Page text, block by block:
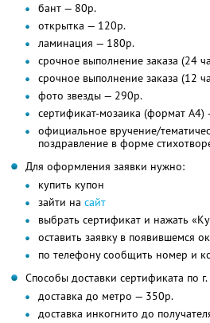
бант — 80р.
открытка — 120р.
ламинация — 180р.
срочное выполнение заказа (24
срочное выполнение заказа (12
фото звезды — 290р.
сертификат-мозаика (формат А4)
официальное вручение/
поздравление в форме
Для оформления заявки нужно:
купить купон
зайти на сайт
выбрать сертификат и нажать
оставить заявку в появившемся
по телефону сообщить номер и
Способы доставки сертификата по
доставка до метро — 350р.
доставка инкогнито до